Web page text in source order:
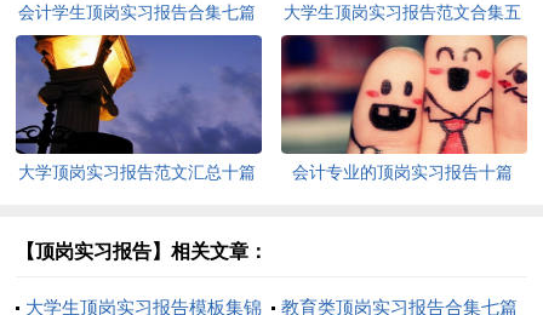
会计学生顶岗实习报告合集七篇
大学生顶岗实习报告范文合集五
篇
大学顶岗实习报告范文汇总十篇 会计专业的顶岗实习报告十篇
【顶岗实习报告】相关文章：
大学生顶岗实习报告模板集锦 教育类顶岗实习报告合集七篇